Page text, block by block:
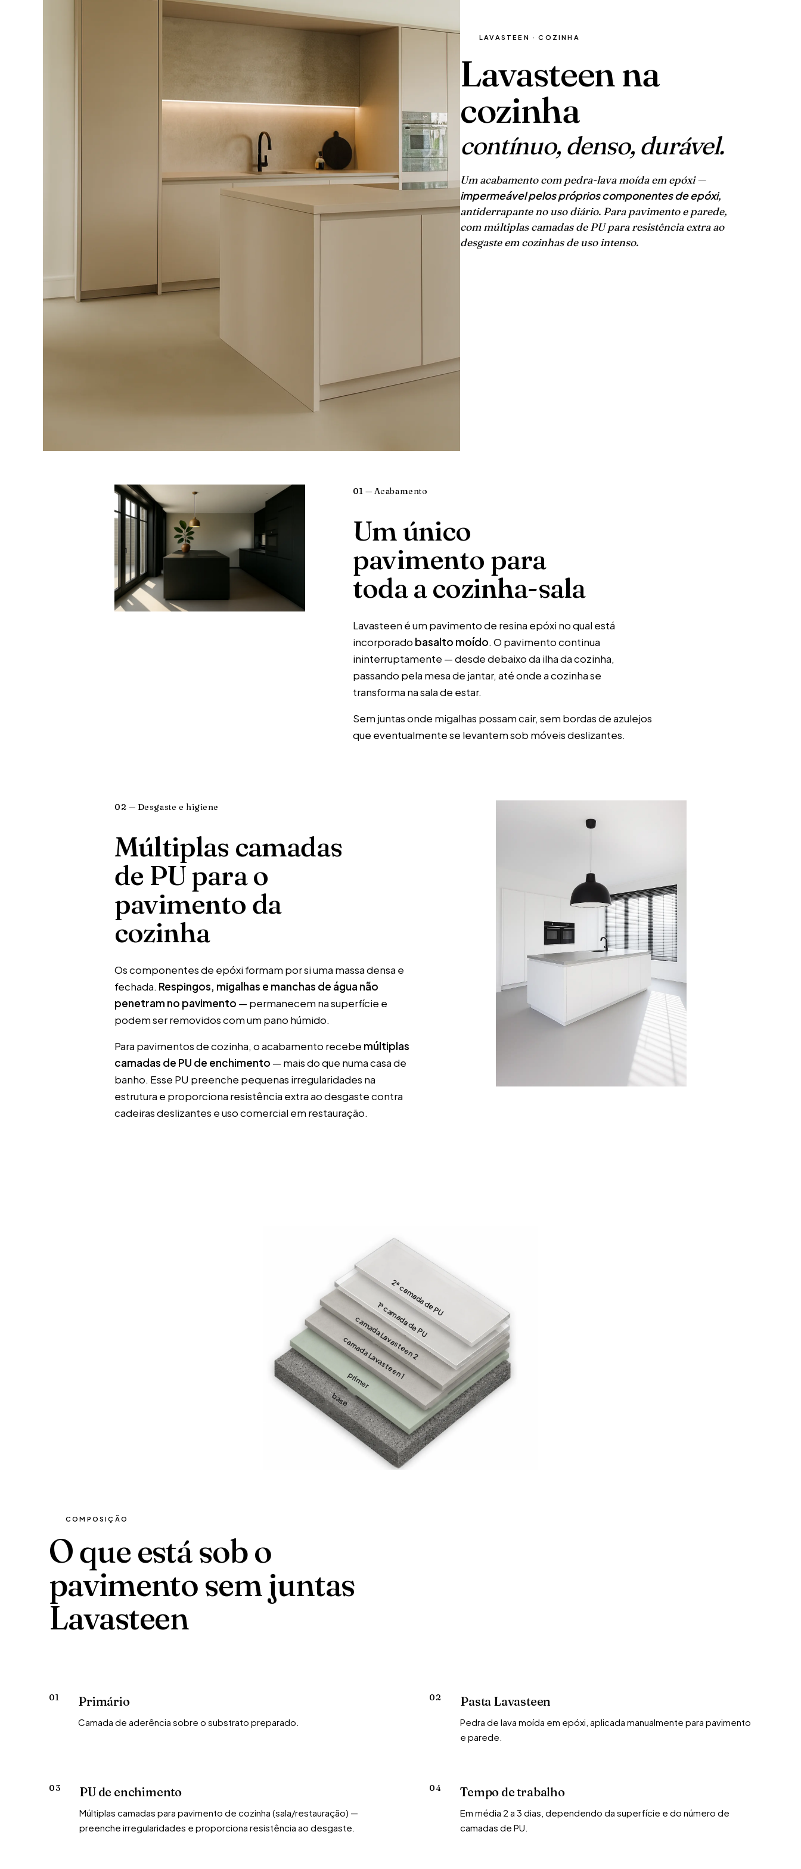
LAVASTEEN · COZINHA
Lavasteen na
cozinha
contínuo, denso, durável.
Um acabamento com pedra-lava moída em epóxi —
impermeável pelos próprios componentes de epóxi,
antiderrapante no uso diário. Para pavimento e parede,
com múltiplas camadas de PU para resistência extra ao
desgaste em cozinhas de uso intenso.
01 — Acabamento
Um único
pavimento para
toda a cozinha-sala
Lavasteen é um pavimento de resina epóxi no qual está
incorporado basalto moído. O pavimento continua
ininterruptamente — desde debaixo da ilha da cozinha,
passando pela mesa de jantar, até onde a cozinha se
transforma na sala de estar.
Sem juntas onde migalhas possam cair, sem bordas de azulejos
que eventualmente se levantem sob móveis deslizantes.
02 — Desgaste e higiene
Múltiplas camadas
de PU para o
pavimento da
cozinha
Os componentes de epóxi formam por si uma massa densa e
fechada. Respingos, migalhas e manchas de água não
penetram no pavimento — permanecem na superfície e
podem ser removidos com um pano húmido.
Para pavimentos de cozinha, o acabamento recebe múltiplas
camadas de PU de enchimento — mais do que numa casa de
banho. Esse PU preenche pequenas irregularidades na
estrutura e proporciona resistência extra ao desgaste contra
cadeiras deslizantes e uso comercial em restauração.
2ª camada de PU
1ª camada de PU
camada Lavasteen 2
camada Lavasteen 1
primer
base
COMPOSIÇÃO
O que está sob o
pavimento sem juntas
Lavasteen
01 Primário
Camada de aderência sobre o substrato preparado.
02 Pasta Lavasteen
Pedra de lava moída em epóxi, aplicada manualmente para pavimento
e parede.
03 PU de enchimento
Múltiplas camadas para pavimento de cozinha (sala/restauração) —
preenche irregularidades e proporciona resistência ao desgaste.
04 Tempo de trabalho
Em média 2 a 3 dias, dependendo da superfície e do número de
camadas de PU.